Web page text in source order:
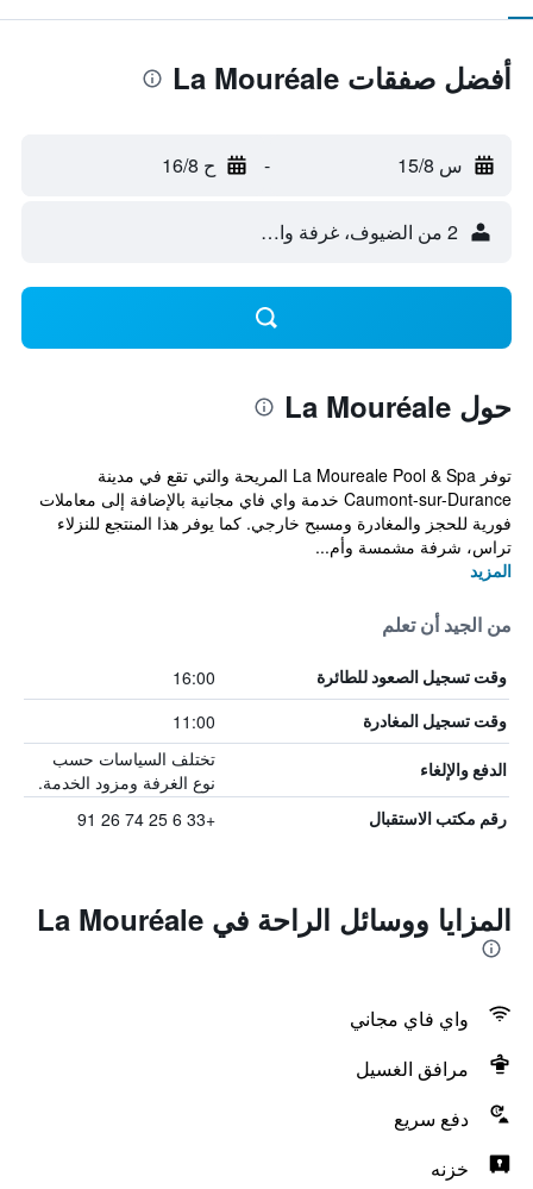
أفضل صفقات La Mouréale
س 15/8 - ح 16/8
2 من الضيوف، غرفة واحدة
حول La Mouréale
توفر La Moureale Pool & Spa المريحة والتي تقع في مدينة
Caumont-sur-Durance خدمة واي فاي مجانية بالإضافة إلى معاملات
فورية للحجز والمغادرة ومسبح خارجي. كما يوفر هذا المنتجع للنزلاء
تراس، شرفة مشمسة وأم...
المزيد
من الجيد أن تعلم
وقت تسجيل الصعود للطائرة 16:00
وقت تسجيل المغادرة 11:00
الدفع والإلغاء
تختلف السياسات حسب
نوع الغرفة ومزود الخدمة.
رقم مكتب الاستقبال +33 6 25 74 26 91
المزايا ووسائل الراحة في La Mouréale
واي فاي مجاني
مرافق الغسيل
دفع سريع
خزنه